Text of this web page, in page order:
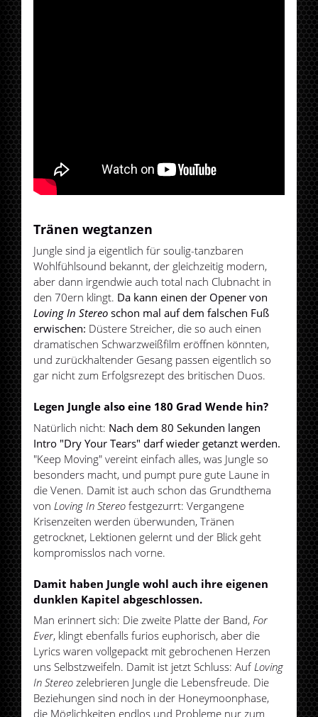
Tränen wegtanzen
Jungle sind ja eigentlich für soulig-tanzbaren
Wohlfühlsound bekannt, der gleichzeitig modern,
aber dann irgendwie auch total nach Clubnacht in
den 70ern klingt. Da kann einen der Opener von
Loving In Stereo schon mal auf dem falschen Fuß
erwischen: Düstere Streicher, die so auch einen
dramatischen Schwarzweißfilm eröffnen könnten,
und zurückhaltender Gesang passen eigentlich so
gar nicht zum Erfolgsrezept des britischen Duos.
Legen Jungle also eine 180 Grad Wende hin?
Natürlich nicht: Nach dem 80 Sekunden langen
Intro "Dry Your Tears" darf wieder getanzt werden.
"Keep Moving" vereint einfach alles, was Jungle so
besonders macht, und pumpt pure gute Laune in
die Venen. Damit ist auch schon das Grundthema
von Loving In Stereo festgezurrt: Vergangene
Krisenzeiten werden überwunden, Tränen
getrocknet, Lektionen gelernt und der Blick geht
kompromisslos nach vorne.
Damit haben Jungle wohl auch ihre eigenen
dunklen Kapitel abgeschlossen.
Man erinnert sich: Die zweite Platte der Band,For
Ever, klingt ebenfalls furios euphorisch, aber die
Lyrics waren vollgepackt mit gebrochenen Herzen
uns Selbstzweifeln. Damit ist jetzt Schluss: AufLoving
In Stereo zelebrieren Jungle die Lebensfreude. Die
Beziehungen sind noch in der Honeymoonphase,
die Möglichkeiten endlos und Probleme nur zum